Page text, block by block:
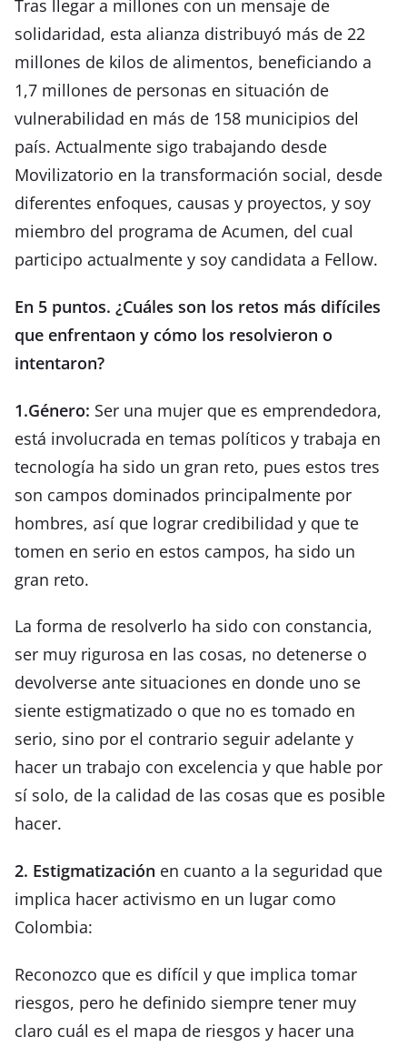
Tras llegar a millones con un mensaje de
solidaridad, esta alianza distribuyó más de 22
millones de kilos de alimentos, beneficiando a
1,7 millones de personas en situación de
vulnerabilidad en más de 158 municipios del
país. Actualmente sigo trabajando desde
Movilizatorio en la transformación social, desde
diferentes enfoques, causas y proyectos, y soy
miembro del programa de Acumen, del cual
participo actualmente y soy candidata a Fellow.
En 5 puntos. ¿Cuáles son los retos más difíciles
que enfrentaon y cómo los resolvieron o
intentaron?
1.Género: Ser una mujer que es emprendedora,
está involucrada en temas políticos y trabaja en
tecnología ha sido un gran reto, pues estos tres
son campos dominados principalmente por
hombres, así que lograr credibilidad y que te
tomen en serio en estos campos, ha sido un
gran reto.
La forma de resolverlo ha sido con constancia,
ser muy rigurosa en las cosas, no detenerse o
devolverse ante situaciones en donde uno se
siente estigmatizado o que no es tomado en
serio, sino por el contrario seguir adelante y
hacer un trabajo con excelencia y que hable por
sí solo, de la calidad de las cosas que es posible
hacer.
2. Estigmatización en cuanto a la seguridad que
implica hacer activismo en un lugar como
Colombia:
Reconozco que es difícil y que implica tomar
riesgos, pero he definido siempre tener muy
claro cuál es el mapa de riesgos y hacer una